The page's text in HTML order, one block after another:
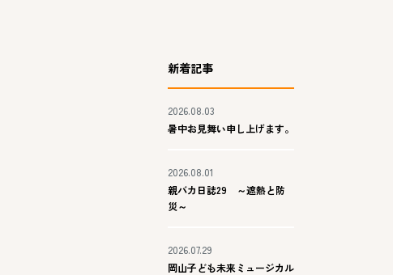
新着記事
2026.08.03
暑中お見舞い申し上げます。
2026.08.01
親バカ日誌29 ～遮熱と防
災～
2026.07.29
岡山子ども未来ミュージカル